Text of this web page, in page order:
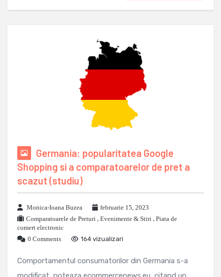
Germania: popularitatea Google
Shopping si a comparatoarelor de pret a
scazut (studiu)
Monica-Ioana Buzea
februarie 15, 2023
Comparatoarele de Preturi , Evenimente & Stiri , Piata de
comert electronic
0 Comments
164 vizualizari
Comportamentul consumatorilor din Germania s-a